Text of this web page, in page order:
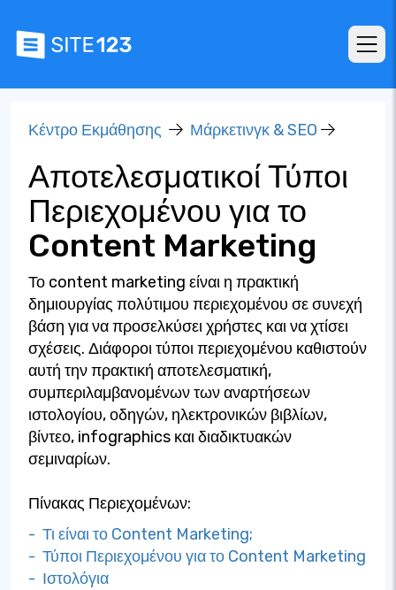
Κέντρο Εκμάθησης Μάρκετινγκ & SEO
Αποτελεσματικοί Τύποι
Περιεχομένου για το
Content Marketing
Το content marketing είναι η πρακτική
δημιουργίας πολύτιμου περιεχομένου σε συνεχή
βάση για να προσελκύσει χρήστες και να χτίσει
σχέσεις. Διάφοροι τύποι περιεχομένου καθιστούν
αυτή την πρακτική αποτελεσματική,
συμπεριλαμβανομένων των αναρτήσεων
ιστολογίου, οδηγών, ηλεκτρονικών βιβλίων,
βίντεο, infographics και διαδικτυακών
σεμιναρίων.
Πίνακας Περιεχομένων:
- Τι είναι το Content Marketing;
- Τύποι Περιεχομένου για το Content Marketing
- Ιστολόγια